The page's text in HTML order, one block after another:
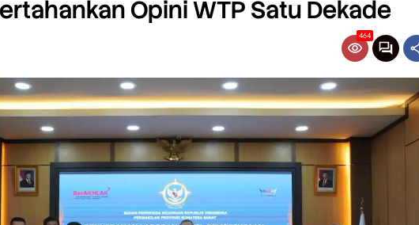
Opini WTP Satu Dekade
464